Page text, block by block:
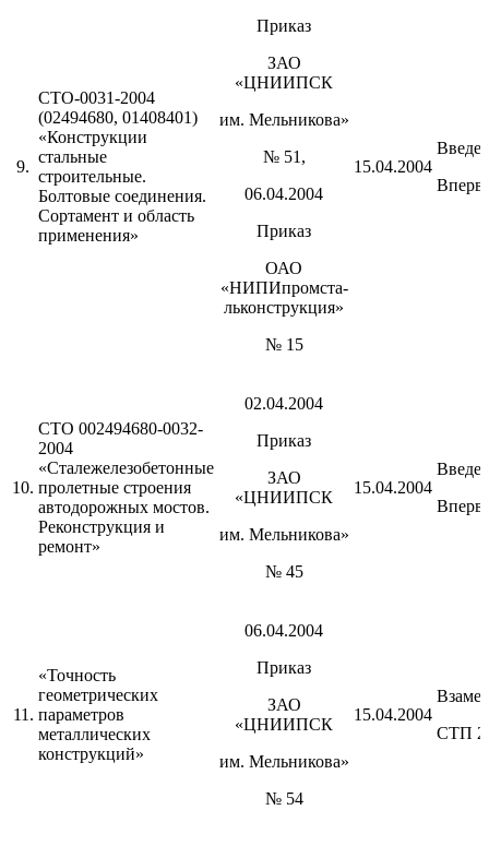
9.
СТО-0031-2004
(02494680, 01408401)
«Конструкции
стальные
строительные.
Болтовые соединения.
Сортамент и область
применения»
Приказ
ЗАО
«ЦНИИПСК
им. Мельникова»
№ 51,
06.04.2004
Приказ
ОАО
«НИПИпромста-
льконструкция»
№ 15
15.04.2004
10.
СТО 002494680-0032-
2004
«Сталежелезобетонные
пролетные строения
автодорожных мостов.
Реконструкция и
ремонт»
02.04.2004
Приказ
ЗАО
«ЦНИИПСК
им. Мельникова»
№ 45
15.04.2004
11.
«Точность
геометрических
параметров
металлических
конструкций»
06.04.2004
Приказ
ЗАО
«ЦНИИПСК
им. Мельникова»
№ 54
15.04.2004
СТП